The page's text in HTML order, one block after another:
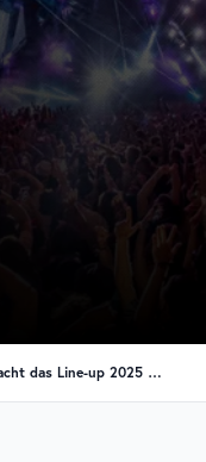
Ultra Europe macht das Line-up 2025 komplett